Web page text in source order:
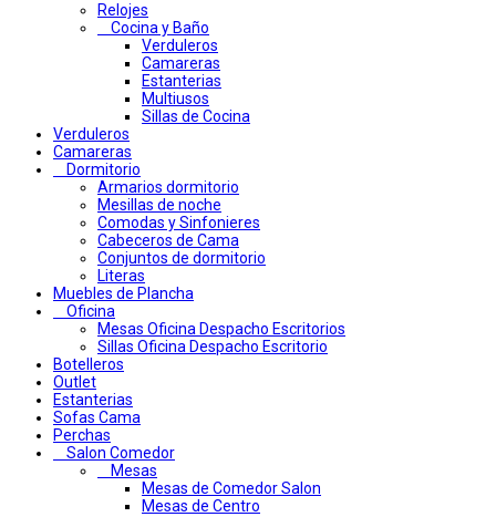
Relojes
Cocina y Baño
Verduleros
Camareras
Estanterias
Multiusos
Sillas de Cocina
Verduleros
Camareras
Dormitorio
Armarios dormitorio
Mesillas de noche
Comodas y Sinfonieres
Cabeceros de Cama
Conjuntos de dormitorio
Literas
Muebles de Plancha
Oficina
Mesas Oficina Despacho Escritorios
Sillas Oficina Despacho Escritorio
Botelleros
Outlet
Estanterias
Sofas Cama
Perchas
Salon Comedor
Mesas
Mesas de Comedor Salon
Mesas de Centro